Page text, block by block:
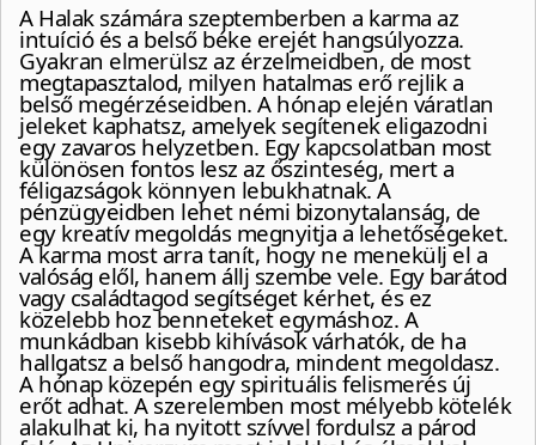
A Halak számára szeptemberben a karma az
intuíció és a belső béke erejét hangsúlyozza.
Gyakran elmerülsz az érzelmeidben, de most
megtapasztalod, milyen hatalmas erő rejlik a
belső megérzéseidben. A hónap elején váratlan
jeleket kaphatsz, amelyek segítenek eligazodni
egy zavaros helyzetben. Egy kapcsolatban most
különösen fontos lesz az őszinteség, mert a
féligazságok könnyen lebukhatnak. A
pénzügyeidben lehet némi bizonytalanság, de
egy kreatív megoldás megnyitja a lehetőségeket.
A karma most arra tanít, hogy ne menekülj el a
valóság elől, hanem állj szembe vele. Egy barátod
vagy családtagod segítséget kérhet, és ez
közelebb hoz benneteket egymáshoz. A
munkádban kisebb kihívások várhatók, de ha
hallgatsz a belső hangodra, mindent megoldasz.
A hónap közepén egy spirituális felismerés új
erőt adhat. A szerelemben most mélyebb kötelék
alakulhat ki, ha nyitott szívvel fordulsz a párod